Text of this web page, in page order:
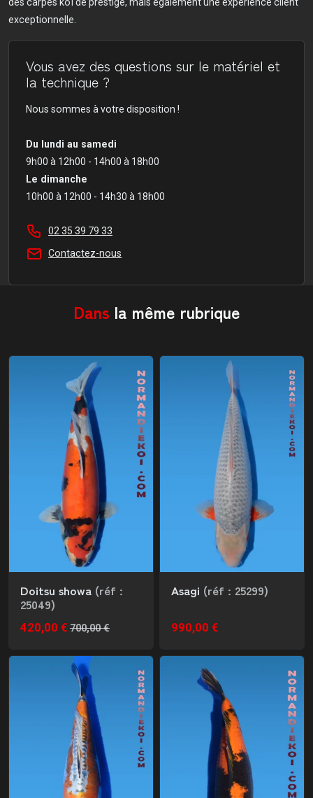
exceptionnelle.
Vous avez des questions sur le matériel et
la technique ?
Nous sommes à votre disposition !
Du lundi au samedi
9h00 à 12h00 - 14h00 à 18h00
Le dimanche
10h00 à 12h00 - 14h30 à 18h00
02 35 39 79 33
Contactez-nous
Dans la même rubrique
Doitsu showa (réf :
25049)
420,00 € 700,00 €
Asagi (réf : 25299)
990,00 €